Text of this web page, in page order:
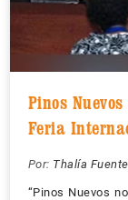
Pinos
Feria
Por: Thalía
“Pinos Nuevos